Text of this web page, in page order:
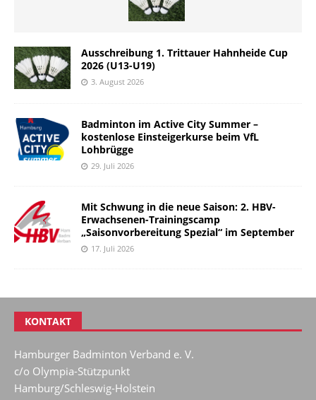
Ausschreibung 1. Trittauer Hahnheide Cup
2026 (U13-U19)
3. August 2026
Badminton im Active City Summer –
kostenlose Einsteigerkurse beim VfL
Lohbrügge
29. Juli 2026
Mit Schwung in die neue Saison: 2. HBV-
Erwachsenen-Trainingscamp
„Saisonvorbereitung Spezial“ im September
17. Juli 2026
KONTAKT
Hamburger Badminton Verband e. V.
c/o Olympia-Stützpunkt
Hamburg/Schleswig-Holstein